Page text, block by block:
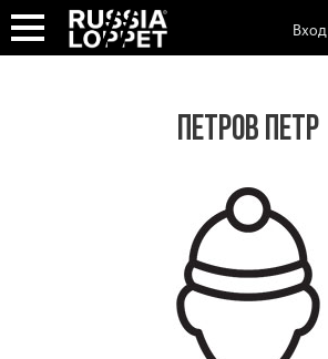
Вход
ПЕТРОВ ПЕТР